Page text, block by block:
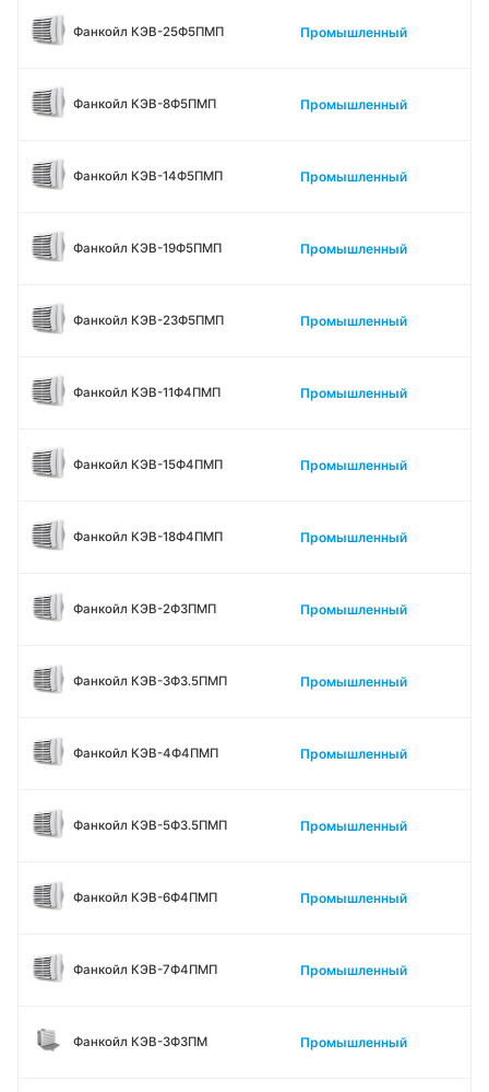
Фанкойл КЭВ-25Ф5ПМП Промышленный
Фанкойл КЭВ-8Ф5ПМП Промышленный
Фанкойл КЭВ-14Ф5ПМП Промышленный
Фанкойл КЭВ-19Ф5ПМП Промышленный
Фанкойл КЭВ-23Ф5ПМП Промышленный
Фанкойл КЭВ-11Ф4ПМП Промышленный
Фанкойл КЭВ-15Ф4ПМП Промышленный
Фанкойл КЭВ-18Ф4ПМП Промышленный
Фанкойл КЭВ-2Ф3ПМП Промышленный
Фанкойл КЭВ-3Ф3.5ПМП Промышленный
Фанкойл КЭВ-4Ф4ПМП Промышленный
Фанкойл КЭВ-5Ф3.5ПМП Промышленный
Фанкойл КЭВ-6Ф4ПМП Промышленный
Фанкойл КЭВ-7Ф4ПМП Промышленный
Фанкойл КЭВ-3Ф3ПМ Промышленный